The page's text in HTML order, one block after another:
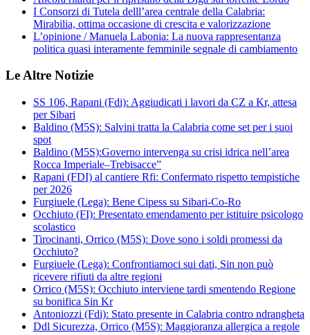
I Consorzi di Tutela delll’area centrale della Calabria:
Mirabilia, ottima occasione di crescita e valorizzazione
L’opinione / Manuela Labonia: La nuova rappresentanza
politica quasi interamente femminile segnale di cambiamento
Le Altre Notizie
SS 106, Rapani (Fdi): Aggiudicati i lavori da CZ a Kr, attesa
per Sibari
Baldino (M5S): Salvini tratta la Calabria come set per i suoi
spot
Baldino (M5S):Governo intervenga su crisi idrica nell’area
Rocca Imperiale–Trebisacce”
Rapani (FDI) al cantiere Rfi: Confermato rispetto tempistiche
per 2026
Furgiuele (Lega): Bene Cipess su Sibari-Co-Ro
Occhiuto (FI): Presentato emendamento per istituire psicologo
scolastico
Tirocinanti, Orrico (M5S): Dove sono i soldi promessi da
Occhiuto?
Furgiuele (Lega): Confrontiamoci sui dati, Sin non può
ricevere rifiuti da altre regioni
Orrico (M5S): Occhiuto interviene tardi smentendo Regione
su bonifica Sin Kr
Antoniozzi (Fdi): Stato presente in Calabria contro ndrangheta
Ddl Sicurezza, Orrico (M5S): Maggioranza allergica a regole